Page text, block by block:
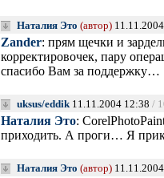
Наталия Это (автор)
Zander: прям щечки и
корректировочек, пару
спасибо Вам за поддержку…
uksus/eddik11.11.2004 12:38 /
Наталия Это:
приходить. А проги… Я
Наталия Это (автор)